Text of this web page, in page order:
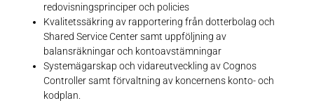
redovisningsprinciper och policies
Kvalitetssäkring av rapportering från dotterbolag och
Shared Service Center samt uppföljning av
balansräkningar och kontoavstämningar
Systemägarskap och vidareutveckling av Cognos
Controller samt förvaltning av koncernens konto- och
kodplan.